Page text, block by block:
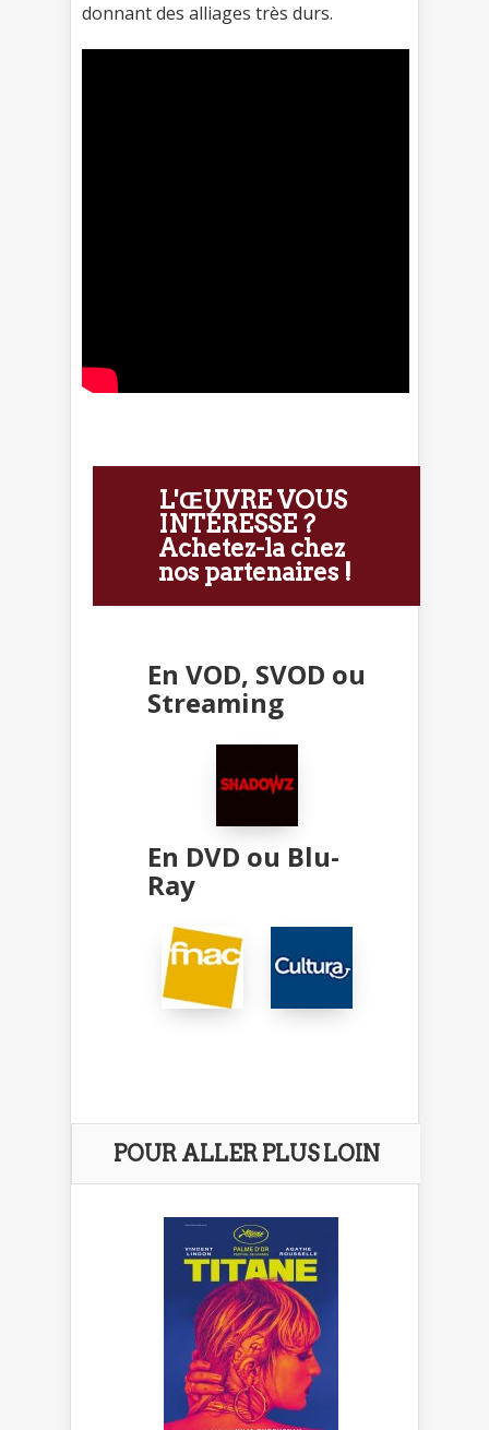
donnant des alliages très durs.
L'ŒUVRE VOUS
INTÉRESSE ?
Achetez-la chez
nos partenaires !
En VOD, SVOD ou
Streaming
En DVD ou Blu-
Ray
POUR ALLER PLUS LOIN